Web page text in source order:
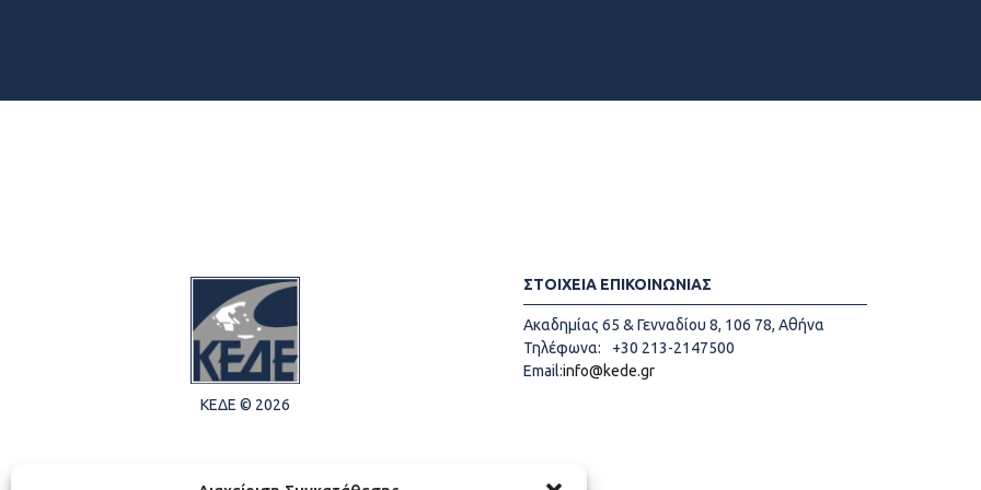
ΚΕΔΕ © 2026
ΣΤΟΙΧΕΙΑ ΕΠΙΚΟΙΝΩΝΙΑΣ
Ακαδημίας 65 & Γενναδίου 8, 106 78, Αθήνα
Τηλέφωνα:
+30 213-2147500
Email:info@kede.gr